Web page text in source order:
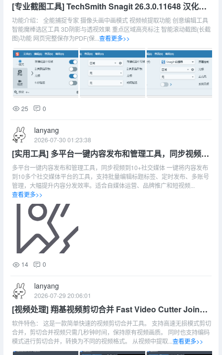
[专业截图工具] TechSmith Snagit 26.3.0.11648 汉化直
装特别版
功能介绍： 全能捕捉专家 摄像头画中画模式 视频帧提取功能 创意编辑工具
智能魔棒选区工具 3D阴影与透视效果 重点区域高亮标注 智能滚动截图(长截
图)功能 网页完整保存为PDF(保...查看更多>>
25 0
lanyang
2026-07-30 01:23:38
[实用工具] 多平台一键内容发布和管理工具，同步视频到
10+社交媒体【309.1MB】
多平台一键内容发布和管理工具，同步视频到10+社交媒体 一键将内容发布
到10多个社交媒体平台的工具，支持批量编辑标题标签、定时发布、多账号
管理，大幅提升内容分发效率。适合自媒体运营、品牌推广和短视频...
查看更多>>
14 0
lanyang
2026-07-29 20:06:01
[视频处理] 翔基视频剪切合并 Fast Video Cutter Joiner
7.1.6.0 汉化特别版 | 安装版 + 便携版 + 单文件版
软件特色： 这是一款简单快速的视频剪切合并工具。 支持高速无损模式剪切
合并，剪切合并视频只需几秒钟时间，保持原有视频画质。 同时也支持编码
模式进行剪切合并，转换为不同的视频格式。 从视频中提取...查看更多>>